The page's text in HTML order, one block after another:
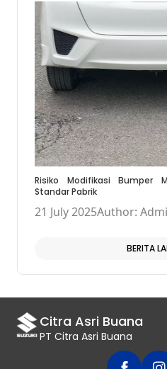
Risiko Modifikasi Bumper
Standar Pabrik
21 July 2025Author:
BERITA
Citra Asri Buana
PT Citra Asri Buana